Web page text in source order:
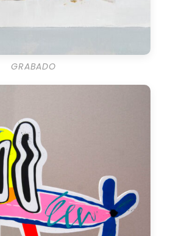
GRABADO